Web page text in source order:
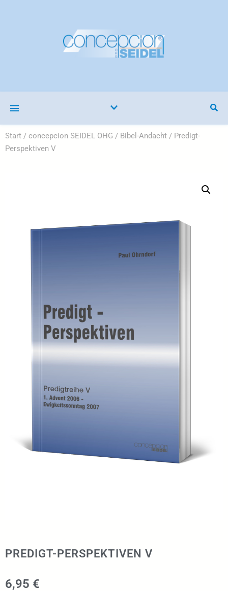
Start / concepcion SEIDEL OHG / Bibel-Andacht / Predigt-
Perspektiven V
PREDIGT-PERSPEKTIVEN V
6,95 €